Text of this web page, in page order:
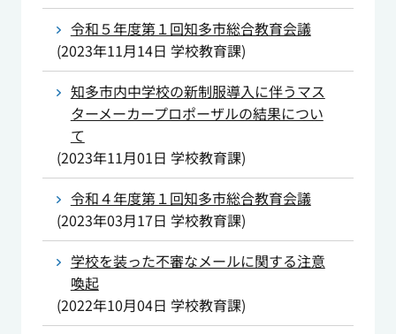
令和５年度第１回知多市総合教育会議
(2023年11月14日 学校教育課)
知多市内中学校の新制服導入に伴うマス
ターメーカープロポーザルの結果につい
て
(2023年11月01日 学校教育課)
令和４年度第１回知多市総合教育会議
(2023年03月17日 学校教育課)
学校を装った不審なメールに関する注意
喚起
(2022年10月04日 学校教育課)